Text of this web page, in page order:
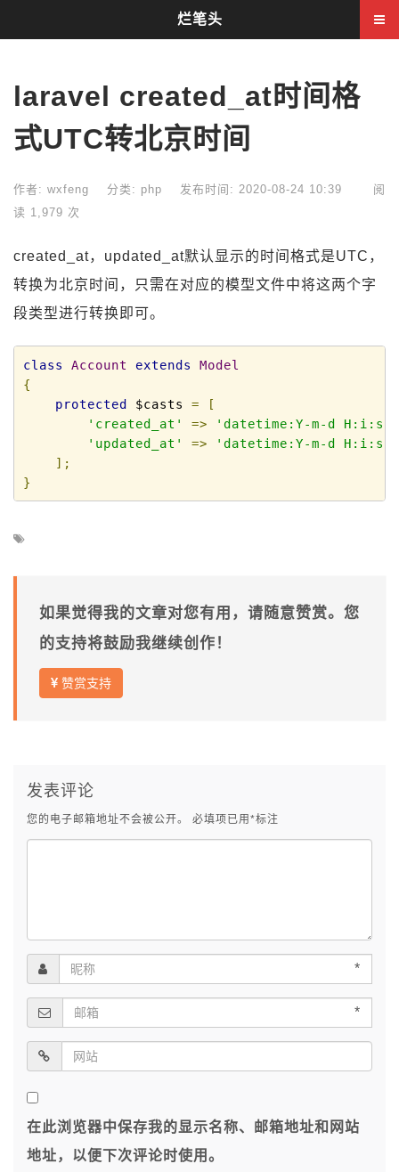
laravel created_at时间格
式UTC转北京时间
作者: wxfeng 分类: php 发布时间: 2020-08-24 10:39
阅
读 1,979 次
created_at，updated_at默认显示的时间格式是UTC，
转换为北京时间，只需在对应的模型文件中将这两个字
段类型进行转换即可。
class Account extends
Model
{
protected $casts =
[
'created_at'
=> 'datetime:Y-m-d H:i:s'
'updated_at'
=>
'datetime:Y-m-d H:i:s'
];
}
如果觉得我的文章对您有用，请随意赞赏。您
的支持将鼓励我继续创作！
赞赏支持
发表评论
您的电子邮箱地址不会被公开。 必填项已用 *标注
*
*
在此浏览器中保存我的显示名称、邮箱地址和网站
地址，以便下次评论时使用。
烂笔头